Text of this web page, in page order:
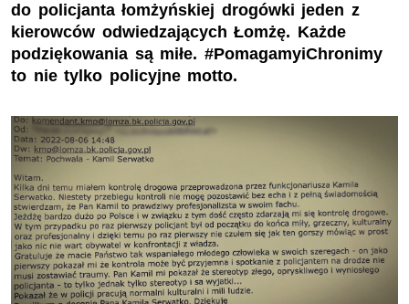
do policjanta łomżyńskiej drogówki jeden z
kierowców odwiedzających Łomżę. Każde
podziękowania są miłe. #PomagamyiChronimy
to nie tylko policyjne motto.